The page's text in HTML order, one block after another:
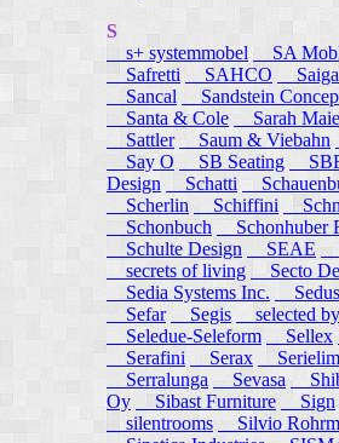
S
s+ systemmobel
SA
Safretti
SAHCO
Sancal
Sandstein
Santa & Cole
Sarah
Sattler
Saum & Viebahn
Say O
SB Seating
Design
Schatti
Scherlin
Schiffini
Schonbuch
Schonhuber
Schulte Design
SEAE
secrets of living
Secto
Sedia Systems Inc.
Sefar
Segis
selected
Seledue-Seleform
Sellex
Serafini
Serax
Serralunga
Sevasa
Oy
Sibast Furniture Sign
silentrooms
Silvio